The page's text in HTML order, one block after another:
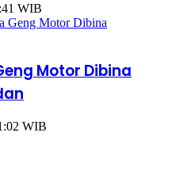
WIB
Motor Dibina
WIB